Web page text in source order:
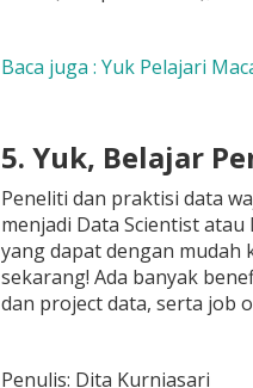
Baca juga : Yuk Pelajari
5. Yuk, Belajar
Peneliti dan praktisi data
menjadi Data Scientist
yang dapat dengan mudah
sekarang! Ada banyak
dan project data, serta job
Penulis: Dita Kurniasari